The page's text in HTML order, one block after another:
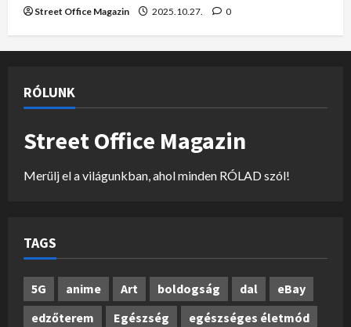
Street Office Magazin 2025.10.27. 0
RÓLUNK
Street Office Magazin
Merülj el a világunkban, ahol minden RÓLAD szól!
TAGS
5G anime Art boldogság dal
eBay
edzőterem
Egészség
egészséges életmód